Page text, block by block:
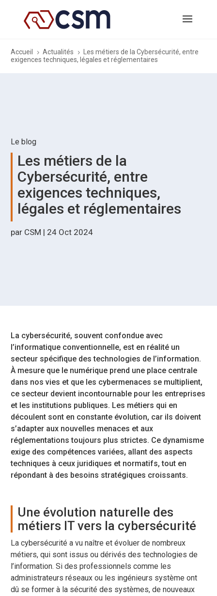
Accueil 5 Actualités 5
Les métiers de la Cybersécurité, entre
exigences techniques, légales et réglementaires
Le blog
Les métiers de la
Cybersécurité, entre
exigences techniques,
légales et réglementaires
par CSM | 24 Oct 2024
La cybersécurité, souvent confondue avec
l’informatique conventionnelle, est en réalité un
secteur spécifique des technologies de l’information.
À mesure que le numérique prend une place centrale
dans nos vies et que les cybermenaces se multiplient,
ce secteur devient incontournable pour les entreprises
et les institutions publiques. Les métiers qui en
découlent sont en constante évolution, car ils doivent
s’adapter aux nouvelles menaces et aux
réglementations toujours plus strictes. Ce dynamisme
exige des compétences variées, allant des aspects
techniques à ceux juridiques et normatifs, tout en
répondant à des besoins stratégiques croissants.
Une évolution naturelle des
métiers IT vers la cybersécurité
La cybersécurité a vu naître et évoluer de nombreux
métiers, qui sont issus ou dérivés des technologies de
l’information. Si des professionnels comme les
administrateurs réseaux ou les ingénieurs système ont
dû se former à la sécurité des systèmes, de nouveaux